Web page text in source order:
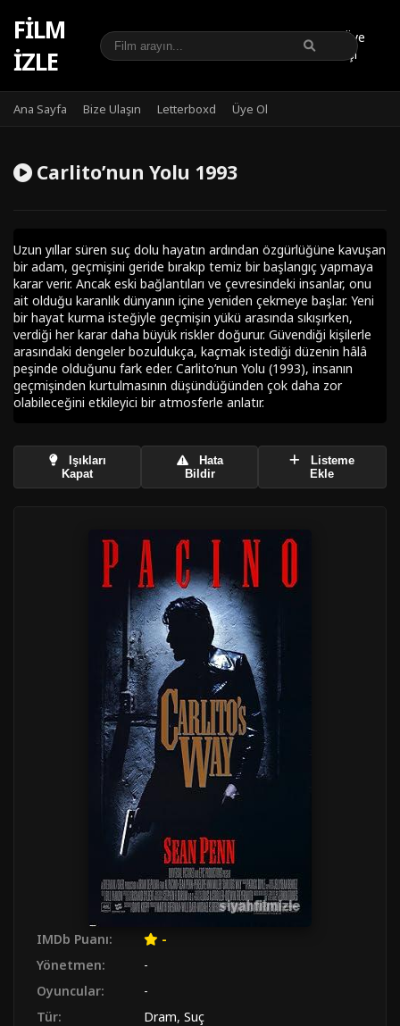
FILM
IZLE
Üye
Girişi
Ana Sayfa Bize Ulaşın Letterboxd Üye Ol
Carlito’nun Yolu 1993
Uzun yıllar süren suç dolu hayatın ardından özgürlüğüne kavuşan
bir adam, geçmişini geride bırakıp temiz bir başlangıç yapmaya
karar verir. Ancak eski bağlantıları ve çevresindeki insanlar, onu
ait olduğu karanlık dünyanın içine yeniden çekmeye başlar. Yeni
bir hayat kurma isteğiyle geçmişin yükü arasında sıkışırken,
verdiği her karar daha büyük riskler doğurur. Güvendiği kişilerle
arasındaki dengeler bozuldukça, kaçmak istediği düzenin hâlâ
peşinde olduğunu fark eder. Carlito’nun Yolu (1993), insanın
geçmişinden kurtulmasının düşündüğünden çok daha zor
olabileceğini etkileyici bir atmosferle anlatır.
Işıkları
Kapat
Hata
Bildir
Listeme
Ekle
IMDb Puanı:
-
Yönetmen:
-
Oyuncular:
-
Tür:
Dram, Suç